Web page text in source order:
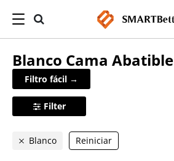
Blanco Cama Abatible
Filtro fácil →
Filter
Blanco Reiniciar